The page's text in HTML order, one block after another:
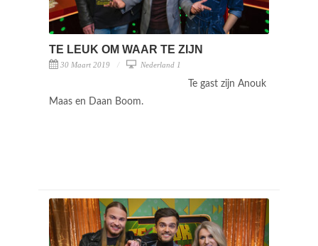
TE LEUK OM WAAR TE ZIJN
30 Maart 2019 Nederland 1
Te gast zijn Anouk
Maas en Daan Boom.